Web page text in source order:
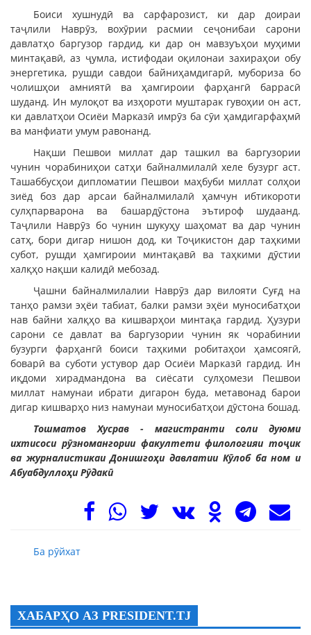
Боиси хушнудӣ ва сарфарозист, ки дар доираи
таҷлили Наврӯз, вохӯрии расмии сеҷонибаи сарони
давлатҳо баргузор гардид, ки дар он мавзуъҳои муҳими
минтақавӣ, аз ҷумла, истифодаи оқилонаи захираҳои обу
энергетика, рушди савдои байниҳамдигарӣ, мубориза бо
чолишҳои амниятӣ ва ҳамгироии фарҳангӣ баррасӣ
шуданд. Ин мулоқот ва изҳороти муштарак гувоҳии он аст,
ки давлатҳои Осиёи Марказӣ имрӯз ба сӯи ҳамдигарфаҳмӣ
ва манфиати умум равонанд.
Нақши Пешвои миллат дар ташкил ва баргузории
чунин чорабиниҳои сатҳи байналмилалӣ хеле бузург аст.
Ташаббусҳои дипломатии Пешвои маҳбуби миллат солҳои
зиёд боз дар арсаи байналмилалӣ ҳамчун ибтикороти
сулҳпарварона ва башардӯстона эътироф шудаанд.
Таҷлили Наврӯз бо чунин шукуҳу шаҳомат ва дар чунин
сатҳ, бори дигар нишон дод, ки Тоҷикистон дар таҳкими
субот, рушди ҳамгироии минтақавӣ ва таҳкими дӯстии
халқҳо нақши калидӣ мебозад.
Ҷашни байналмилалии Наврӯз дар вилояти Суғд на
танҳо рамзи эҳёи табиат, балки рамзи эҳёи муносибатҳои
нав байни халқҳо ва кишварҳои минтақа гардид. Ҳузури
сарони се давлат ва баргузории чунин як чорабинии
бузурги фарҳангӣ боиси таҳкими робитаҳои ҳамсоягӣ,
боварӣ ва суботи устувор дар Осиёи Марказӣ гардид. Ин
иқдоми хирадмандона ва сиёсати сулҳомези Пешвои
миллат намунаи ибрати дигарон буда, метавонад барои
дигар кишварҳо низ намунаи муносибатҳои дӯстона бошад.
Тошматов Хусрав - магистранти соли дуюми
ихтисоси рӯзномангории факултети филологияи тоҷик
ва журналистикаи Донишгоҳи давлатии Кӯлоб ба ном и
Абуабдуллоҳи Рӯдакӣ
Ба рӯйхат
ХАБАРҲО АЗ PRESIDENT.TJ